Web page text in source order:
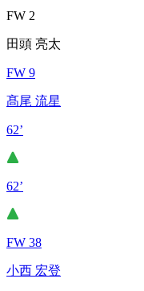
FW 2
田頭 亮太
FW 9
髙尾 流星
62’
62’
FW 38
小西 宏登